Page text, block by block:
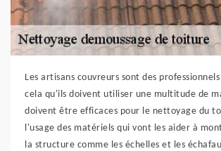
Les artisans couvreurs sont des
cela qu'ils doivent utiliser une multitude de
doivent être efficaces pour le nettoyage du
l'usage des matériels qui vont les aider à
la structure comme les échelles et les